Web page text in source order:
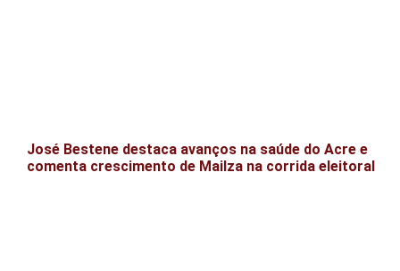
José Bestene destaca avanços na saúde do Acre e
comenta crescimento de Mailza na corrida eleitoral